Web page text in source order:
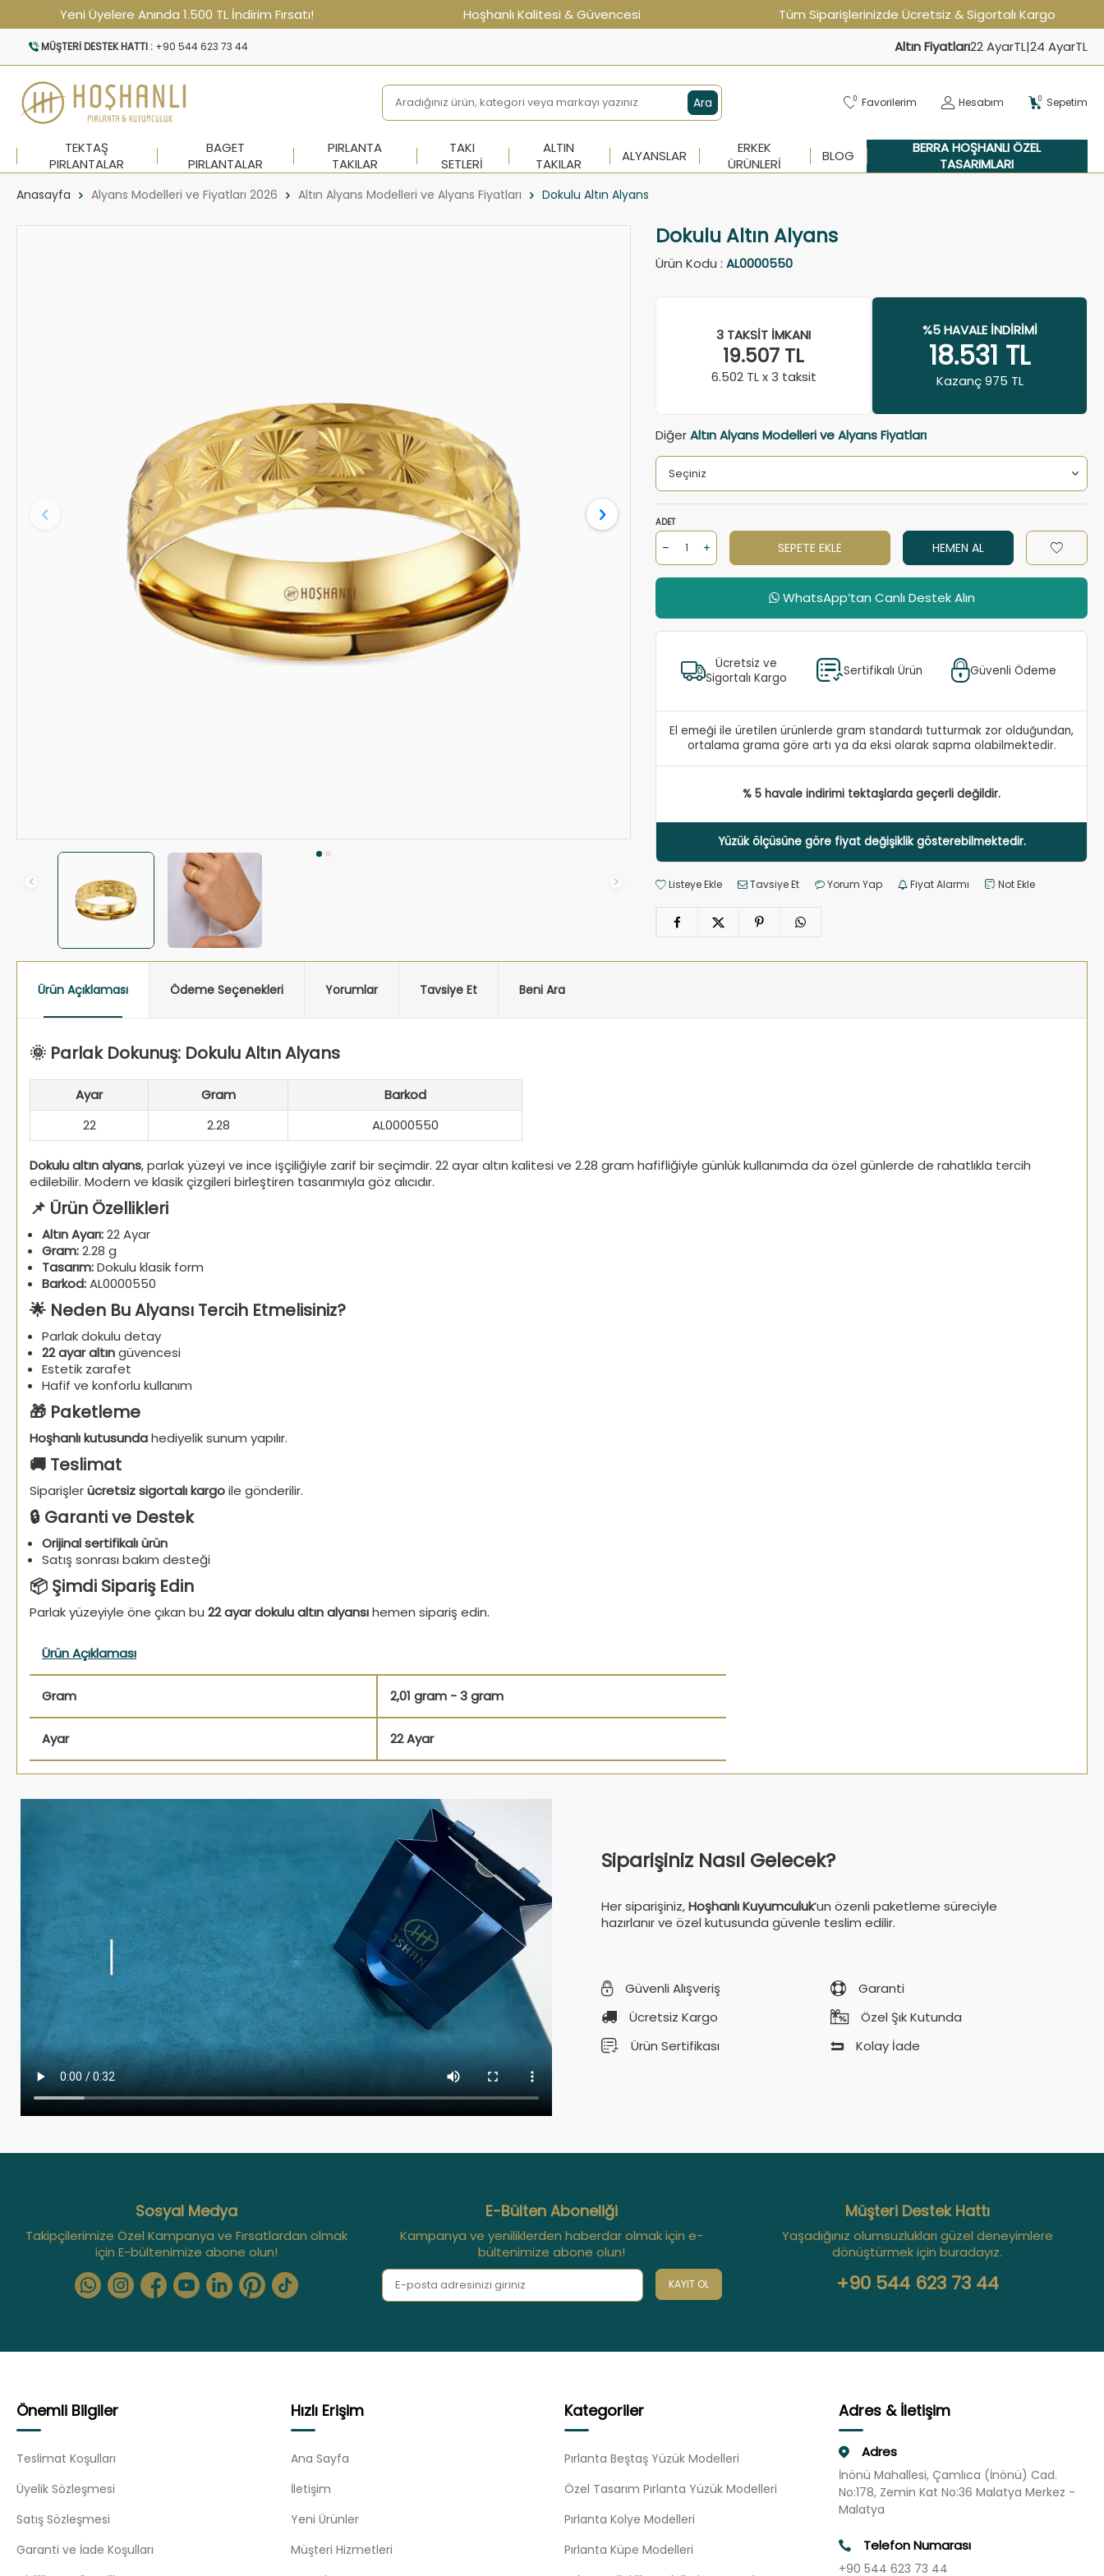
Yeni Üyelere Anında 1.500 TL İndirim Fırsatı! Hoşhanlı Kalitesi & Güvencesi Tüm Siparişlerinizde Ücretsiz & Sigortalı Kargo
MÜŞTERI DESTEK HATTI : +90 544 623 73 44 Altın Fiyatları22 AyarTL|24 AyarTL
Ara 0 Favorilerim Hesabım 0 Sepetim
TEKTAŞ
PIRLANTALAR
BAGET
PIRLANTALAR
PIRLANTA
TAKILAR
TAKI
SETLERI
ALTIN
TAKILAR
ALYANSLAR
ERKEK
ÜRÜNLERI
BLOG
BERRA HOŞHANLI ÖZEL
TASARIMLARI
Anasayfa Alyans Modelleri ve Fiyatları 2026 Altın Alyans Modelleri ve Alyans Fiyatları Dokulu Altın Alyans
Dokulu Altın Alyans
Ürün Kodu :AL0000550
3 TAKSIT İMKANI
19.507 TL
6.502 TL x 3 taksit
%5 HAVALE İNDIRIMI
18.531 TL
Kazanç 975 TL
DiğerAltın Alyans Modelleri ve Alyans Fiyatları
ADET
SEPETE EKLE HEMEN AL
WhatsApp’tan Canlı Destek Alın
Ücretsiz ve
Sigortalı Kargo
Sertifikalı Ürün Güvenli Ödeme
El emeği ile üretilen ürünlerde gram standardı tutturmak zor olduğundan,
ortalama grama göre artı ya da eksi olarak sapma olabilmektedir.
% 5 havale indirimi tektaşlarda geçerli değildir.
Yüzük ölçüsüne göre fiyat değişiklik gösterebilmektedir.
Listeye Ekle Tavsiye Et Yorum Yap Fiyat Alarmı Not Ekle
Ürün Açıklaması Ödeme Seçenekleri Yorumlar Tavsiye Et Beni Ara
🌞 Parlak Dokunuş: Dokulu Altın Alyans
Ayar Gram
Barkod
22
2.28 AL0000550
Dokulu altın alyans, parlak yüzeyi ve ince işçiliğiyle zarif bir seçimdir. 22 ayar altın kalitesi ve 2.28 gram hafifliğiyle günlük kullanımda da özel günlerde de rahatlıkla tercih
edilebilir. Modern ve klasik çizgileri birleştiren tasarımıyla göz alıcıdır.
📌 Ürün Özellikleri
Altın Ayarı:22 Ayar
Gram:2.28 g
Tasarım:Dokulu klasik form
Barkod:AL0000550
🌟 Neden Bu Alyansı Tercih Etmelisiniz?
Parlak dokulu detay
22 ayar altıngüvencesi
Estetik zarafet
Hafif ve konforlu kullanım
🎁 Paketleme
Hoşhanlı kutusundahediyelik sunum yapılır.
🚚 Teslimat
Siparişlerücretsiz sigortalı kargoile gönderilir.
🔒 Garanti ve Destek
Orijinal sertifikalı ürün
Satış sonrası bakım desteği
📦 Şimdi Sipariş Edin
Parlak yüzeyiyle öne çıkan bu 22 ayar dokulu altın alyansıhemen sipariş edin.
Ürün Açıklaması
Gram 2,01 gram - 3 gram
Ayar 22 Ayar
Siparişiniz Nasıl Gelecek?
Her siparişiniz,Hoşhanlı Kuyumculuk’un özenli paketleme süreciyle
hazırlanır ve özel kutusunda güvenle teslim edilir.
Güvenli Alışveriş
Garanti
Ücretsiz Kargo
Özel Şık Kutunda
Ürün Sertifikası
Kolay İade
Sosyal Medya
Takipçilerimize Özel Kampanya ve Fırsatlardan olmak
için E-bültenimize abone olun!
E-Bülten Aboneliği
Kampanya ve yeniliklerden haberdar olmak için e-
bültenimize abone olun!
KAYIT OL
Müşteri Destek Hattı
Yaşadığınız olumsuzlukları güzel deneyimlere
dönüştürmek için buradayız.
+90 544 623 73 44
Önemli Bilgiler
Teslimat Koşulları
Üyelik Sözleşmesi
Satış Sözleşmesi
Garanti ve İade Koşulları
Hızlı Erişim
Ana Sayfa
İletişim
Yeni Ürünler
Müşteri Hizmetleri
Kategoriler
Pırlanta Beştaş Yüzük Modelleri
Özel Tasarım Pırlanta Yüzük Modelleri
Pırlanta Kolye Modelleri
Pırlanta Küpe Modelleri
Adres & İletişim
Adres
İnönü Mahallesi, Çamlıca (İnönü) Cad.
No:178, Zemin Kat No:36 Malatya Merkez -
Malatya
Telefon Numarası
+90 544 623 73 44